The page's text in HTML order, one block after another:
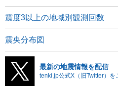
震度3以上の地域別観測回数
震央分布図
最新の地震情報を配信
tenki.jp公式X（旧Twitter）を